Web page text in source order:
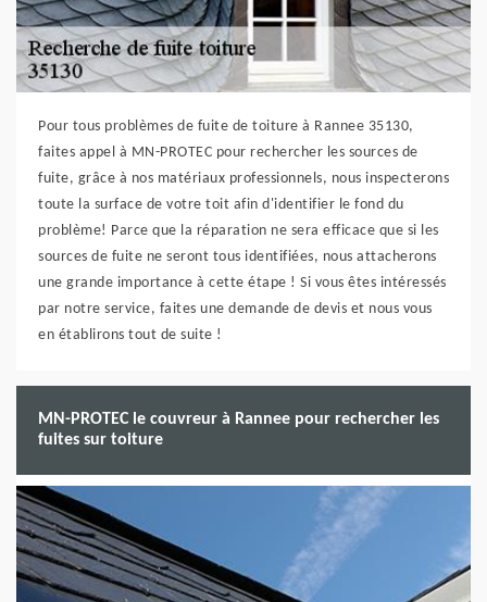
Pour tous problèmes de fuite de toiture à Rannee 35130,
faites appel à MN-PROTEC pour rechercher les sources de
fuite, grâce à nos matériaux professionnels, nous inspecterons
toute la surface de votre toit afin d'identifier le fond du
problème! Parce que la réparation ne sera efficace que si les
sources de fuite ne seront tous identifiées, nous attacherons
une grande importance à cette étape ! Si vous êtes intéressés
par notre service, faites une demande de devis et nous vous
en établirons tout de suite !
MN-PROTEC le couvreur à Rannee pour rechercher les
fuites sur toiture